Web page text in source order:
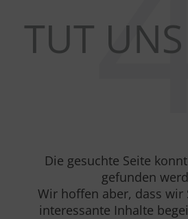
TUT
Die gesuchte Seite
gefunden
Wir hoffen aber, dass wir
interessante Inhalte